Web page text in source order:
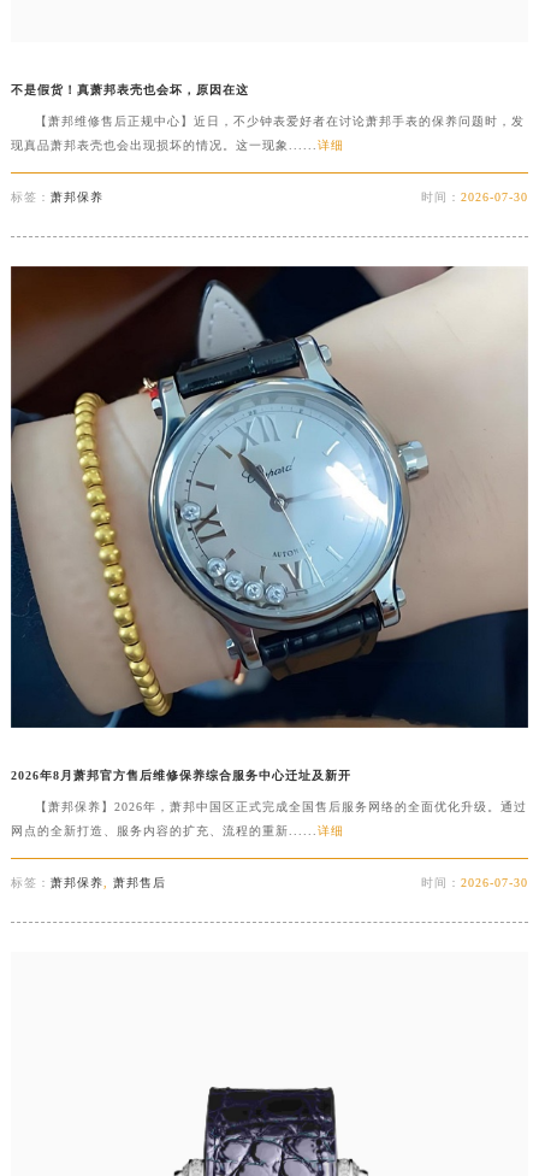
不是假货！真萧邦表壳也会坏，原因在这
【萧邦维修售后正规中心】近日，不少钟表爱好者在讨论萧邦手表的保养问题时，发
现真品萧邦表壳也会出现损坏的情况。这一现象......详细
标签： 萧邦保养 时间：2026-07-30
2026年8月萧邦官方售后维修保养综合服务中心迁址及新开
【萧邦保养】2026年，萧邦中国区正式完成全国售后服务网络的全面优化升级。通过
网点的全新打造、服务内容的扩充、流程的重新...... 详细
标签： 萧邦保养 萧邦售后 时间：2026-07-30